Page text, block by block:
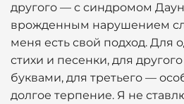
другого — с синдромом
врожденным нарушением
меня есть свой подход. Для
стихи и песенки, для
буквами, для третьего —
долгое терпение. Я не